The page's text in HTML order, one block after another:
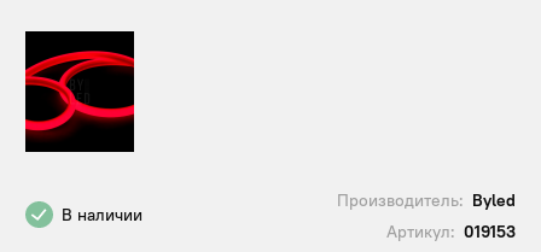
В наличии
Производитель: Byled
Артикул: 019153